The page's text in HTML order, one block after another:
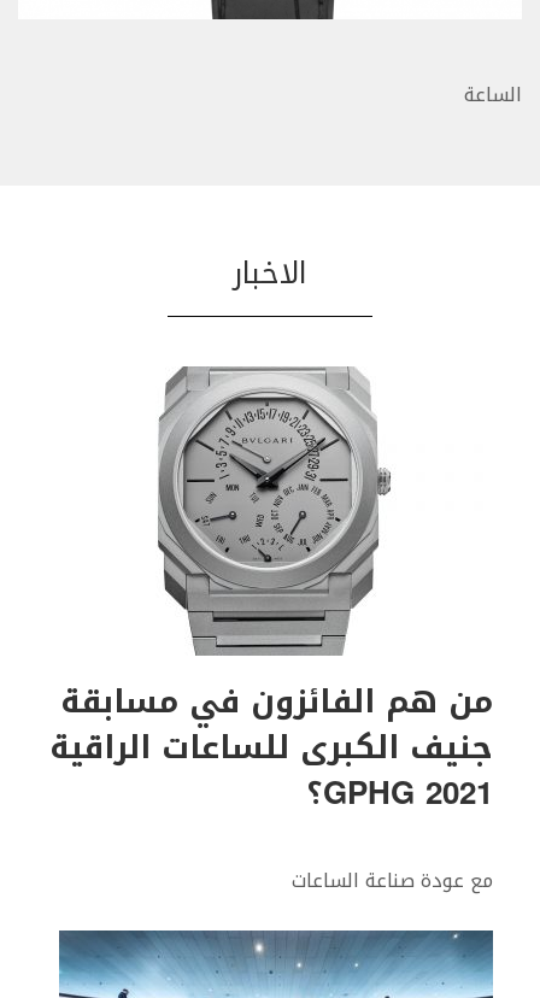
الساعة
الاخبار
من هم الفائزون في مسابقة
جنيف الكبرى للساعات الراقية
GPHG 2021؟
مع عودة صناعة الساعات